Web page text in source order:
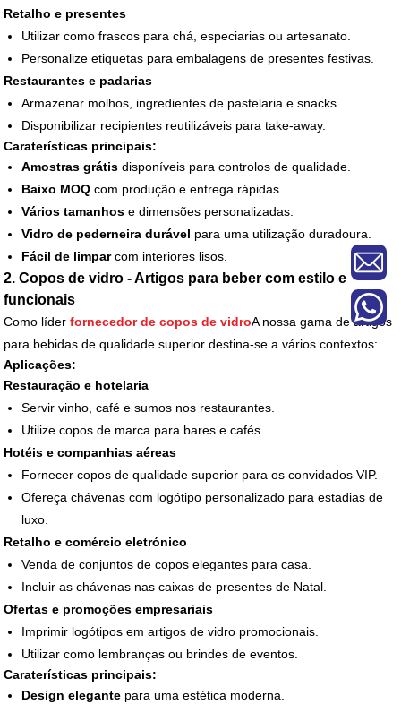
Retalho e presentes
Utilizar como frascos para chá, especiarias ou artesanato.
Personalize etiquetas para embalagens de presentes festivas.
Restaurantes e padarias
Armazenar molhos, ingredientes de pastelaria e snacks.
Disponibilizar recipientes reutilizáveis para take-away.
Caraterísticas principais:
Amostras grátis disponíveis para controlos de qualidade.
Baixo MOQ com produção e entrega rápidas.
Vários tamanhos e dimensões personalizadas.
Vidro de pederneira durável para uma utilização duradoura.
Fácil de limparcom interiores lisos.
2. Copos de vidro - Artigos para beber com estilo e
funcionais
Como líderfornecedor de copos de vidroA nossa gama de artigos
para bebidas de qualidade superior destina-se a vários contextos:
Aplicações:
Restauração e hotelaria
Servir vinho, café e sumos nos restaurantes.
Utilize copos de marca para bares e cafés.
Hotéis e companhias aéreas
Fornecer copos de qualidade superior para os convidados VIP.
Ofereça chávenas com logótipo personalizado para estadias de
luxo.
Retalho e comércio eletrónico
Venda de conjuntos de copos elegantes para casa.
Incluir as chávenas nas caixas de presentes de Natal.
Ofertas e promoções empresariais
Imprimir logótipos em artigos de vidro promocionais.
Utilizar como lembranças ou brindes de eventos.
Caraterísticas principais:
Design elegante para uma estética moderna.